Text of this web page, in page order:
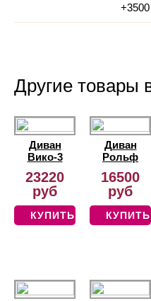
Другие товары
Диван
Вико-3
23220
руб
КУПИТЬ
Диван
Рольф
16500
руб
КУПИТЬ